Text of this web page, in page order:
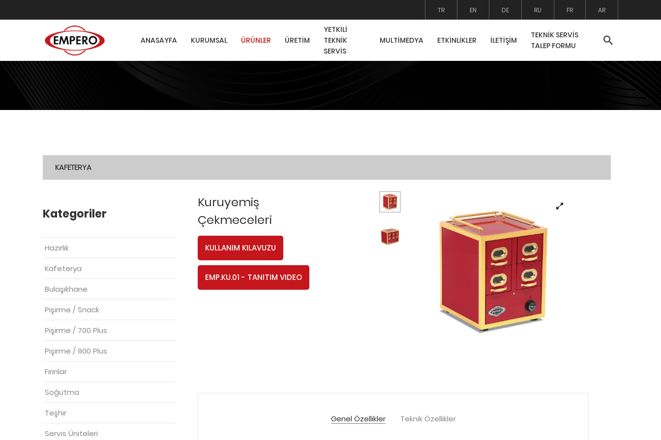
TR EN DE RU FR AR
ANASAYFA KURUMSAL ÜRÜNLER ÜRETİM
YETKİLİ
TEKNİK
SERVİS
MULTİMEDYA ETKİNLİKLER İLETİŞİM
TEKNİK SERVİS
TALEP FORMU
KAFETERYA
Kategoriler
Hazırlık
Kafeterya
Bulaşıkhane
Pişirme / Snack
Pişirme / 700 Plus
Pişirme / 900 Plus
Fırınlar
Soğutma
Teşhir
Servis Üniteleri
Kuruyemiş
Çekmeceleri
KULLANIM KILAVUZU
EMP.KU.01 - TANITIM VIDEO
Genel Özellikler Teknik Özellikler